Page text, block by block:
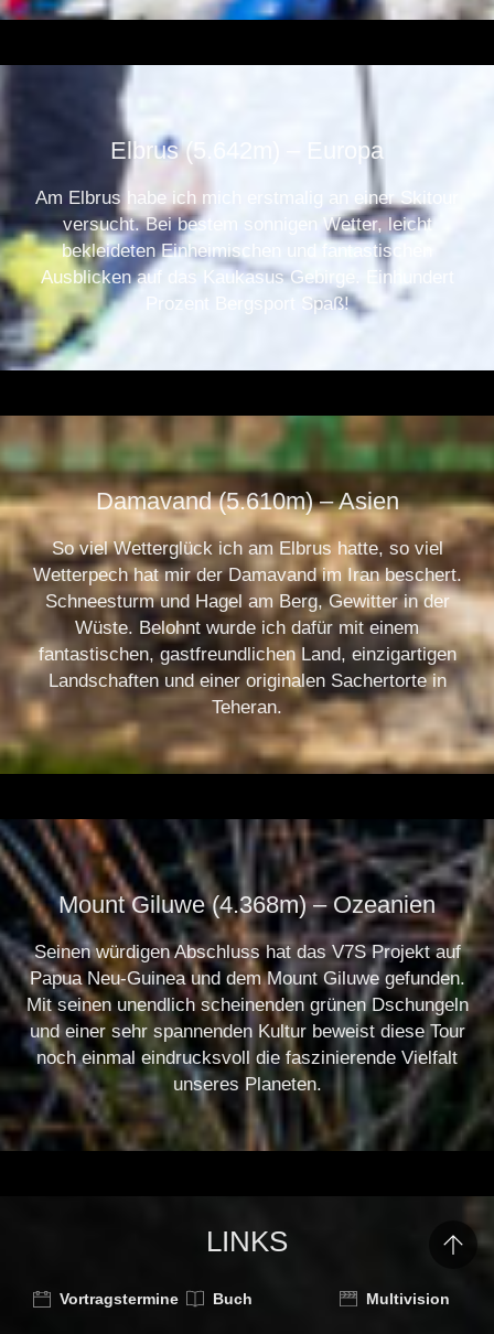
Elbrus (5.642m) – Europa
Am Elbrus habe ich mich erstmalig an einer Skitour
versucht. Bei bestem sonnigen Wetter, leicht
bekleideten Einheimischen und fantastischen
Ausblicken auf das Kaukasus Gebirge. Einhundert
Prozent Bergsport Spaß!
Damavand (5.610m) – Asien
So viel Wetterglück ich am Elbrus hatte, so viel
Wetterpech hat mir der Damavand im Iran beschert.
Schneesturm und Hagel am Berg, Gewitter in der
Wüste. Belohnt wurde ich dafür mit einem
fantastischen, gastfreundlichen Land, einzigartigen
Landschaften und einer originalen Sachertorte in
Teheran.
Mount Giluwe (4.368m) – Ozeanien
Seinen würdigen Abschluss hat das V7S Projekt auf
Papua Neu-Guinea und dem Mount Giluwe gefunden.
Mit seinen unendlich scheinenden grünen Dschungeln
und einer sehr spannenden Kultur beweist diese Tour
noch einmal eindrucksvoll die faszinierende Vielfalt
unseres Planeten.
LINKS
Vortragstermine Buch Multivision